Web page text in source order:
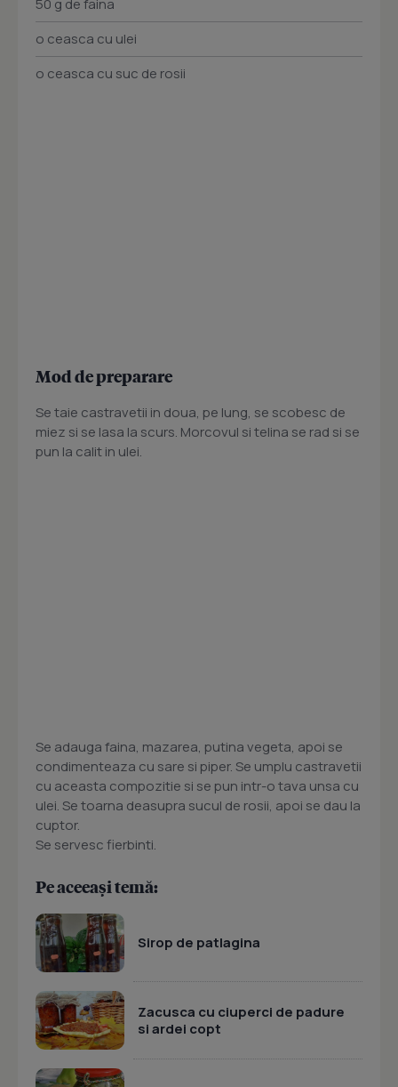
50 g de faina
o ceasca cu ulei
o ceasca cu suc de rosii
Mod de preparare
Se taie castravetii in doua, pe lung, se scobesc de
miez si se lasa la scurs. Morcovul si telina se rad si se
pun la calit in ulei.
Se adauga faina, mazarea, putina vegeta, apoi se
condimenteaza cu sare si piper. Se umplu castravetii
cu aceasta compozitie si se pun intr-o tava unsa cu
ulei. Se toarna deasupra sucul de rosii, apoi se dau la
cuptor.
Se servesc fierbinti.
Pe aceeași temă:
Sirop de patlagina
Zacusca cu ciuperci de padure
si ardei copt